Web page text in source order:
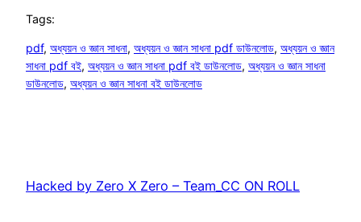
Tags:
pdf, অধ্যয়ন ও জ্ঞান সাধনা, অধ্যয়ন ও জ্ঞান সাধনা pdf ডাউনলোড, অধ্যয়ন ও জ্ঞান
সাধনা pdf বই, অধ্যয়ন ও জ্ঞান সাধনা pdf বই ডাউনলোড, অধ্যয়ন ও জ্ঞান সাধনা
ডাউনলোড, অধ্যয়ন ও জ্ঞান সাধনা বই ডাউনলোড
Hacked by Zero X Zero – Team_CC ON ROLL